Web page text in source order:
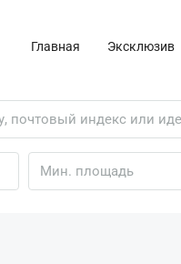
Главная Эксклюзив